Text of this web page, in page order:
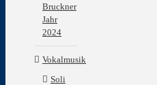
Bruckner
Jahr
2024
Vokalmusik
Soli